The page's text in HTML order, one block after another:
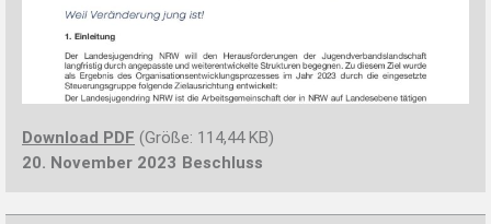
Download PDF (Größe: 114,44 KB)
20. November 2023 Beschluss